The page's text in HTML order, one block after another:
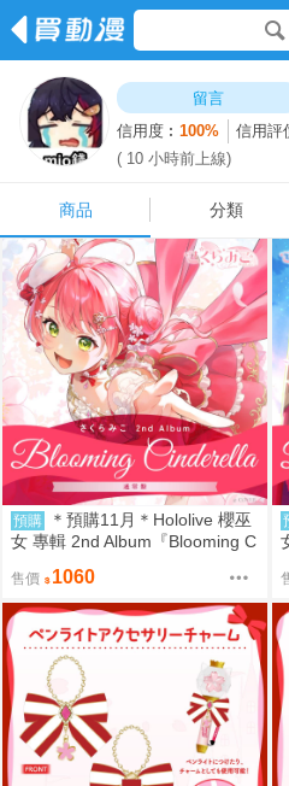
留言
信用度︰100% 信用評
( 10 小時前上線)
商品 分類
預購
＊預購11月＊Hololive 櫻巫
女 專輯 2nd Album『Blooming C
封入親簽封面 miko (售完結單)
售價 1060
商品 分類